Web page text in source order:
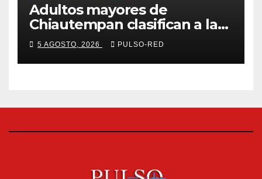
Adultos mayores de
Chiautempan clasifican a la
etapa federal de las
Olimpiadas de Oro
5 AGOSTO, 2026 PULSO-RED